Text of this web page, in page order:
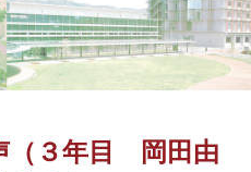
（３年目 岡田由